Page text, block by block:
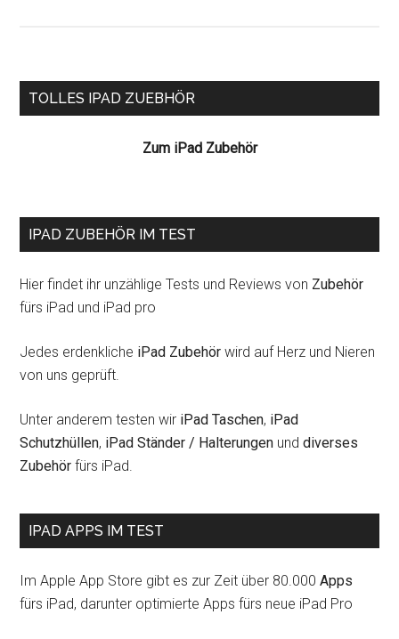
–
Trockenübungen
Seitenspalte
TOLLES IPAD ZUEBHÖR
Zum iPad Zubehör
IPAD ZUBEHÖR IM TEST
Hier findet ihr unzählige Tests und Reviews von Zubehör
fürs iPad und iPad pro
Jedes erdenkliche iPad Zubehör wird auf Herz und Nieren
von uns geprüft.
Unter anderem testen wir iPad Taschen, iPad
Schutzhüllen, iPad Ständer / Halterungen unddiverses
Zubehör fürs iPad.
IPAD APPS IM TEST
Im Apple App Store gibt es zur Zeit über 80.000Apps
fürs iPad, darunter optimierte Apps fürs neue iPad Pro